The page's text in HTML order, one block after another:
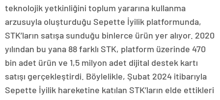
teknolojik yetkinliğini toplum yararına kullanma
arzusuyla oluşturduğu Sepette İyilik platformunda,
STK’ların satışa sunduğu binlerce ürün yer alıyor. 2020
yılından bu yana 88 farklı STK, platform üzerinde 470
bin adet ürün ve 1,5 milyon adet dijital destek kartı
satışı gerçekleştirdi. Böylelikle, Şubat 2024 itibarıyla
Sepette İyilik hareketine katılan STK’ların elde ettikleri